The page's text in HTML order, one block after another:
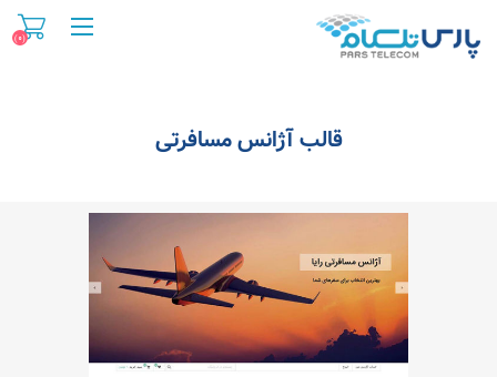
(۰)
قالب آژانس مسافرتی